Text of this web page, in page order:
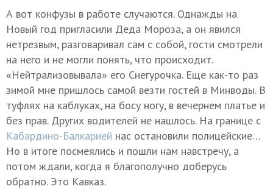
А вот конфузы в работе случаются. Однажды на
Новый год пригласили Деда Мороза, а он явился
нетрезвым, разговаривал сам с собой, гости смотрели
на него и не могли понять, что происходит.
«Нейтрализовывала» его Снегурочка. Еще как-то раз
зимой мне пришлось самой везти гостей в Минводы. В
туфлях на каблуках, на босу ногу, в вечернем платье и
без прав. Других водителей не нашлось. На границе с
Кабардино-Балкарией нас остановили полицейские…
Но в итоге посмеялись и пошли нам навстречу, а
потом ждали, когда я благополучно доберусь
обратно. Это Кавказ.